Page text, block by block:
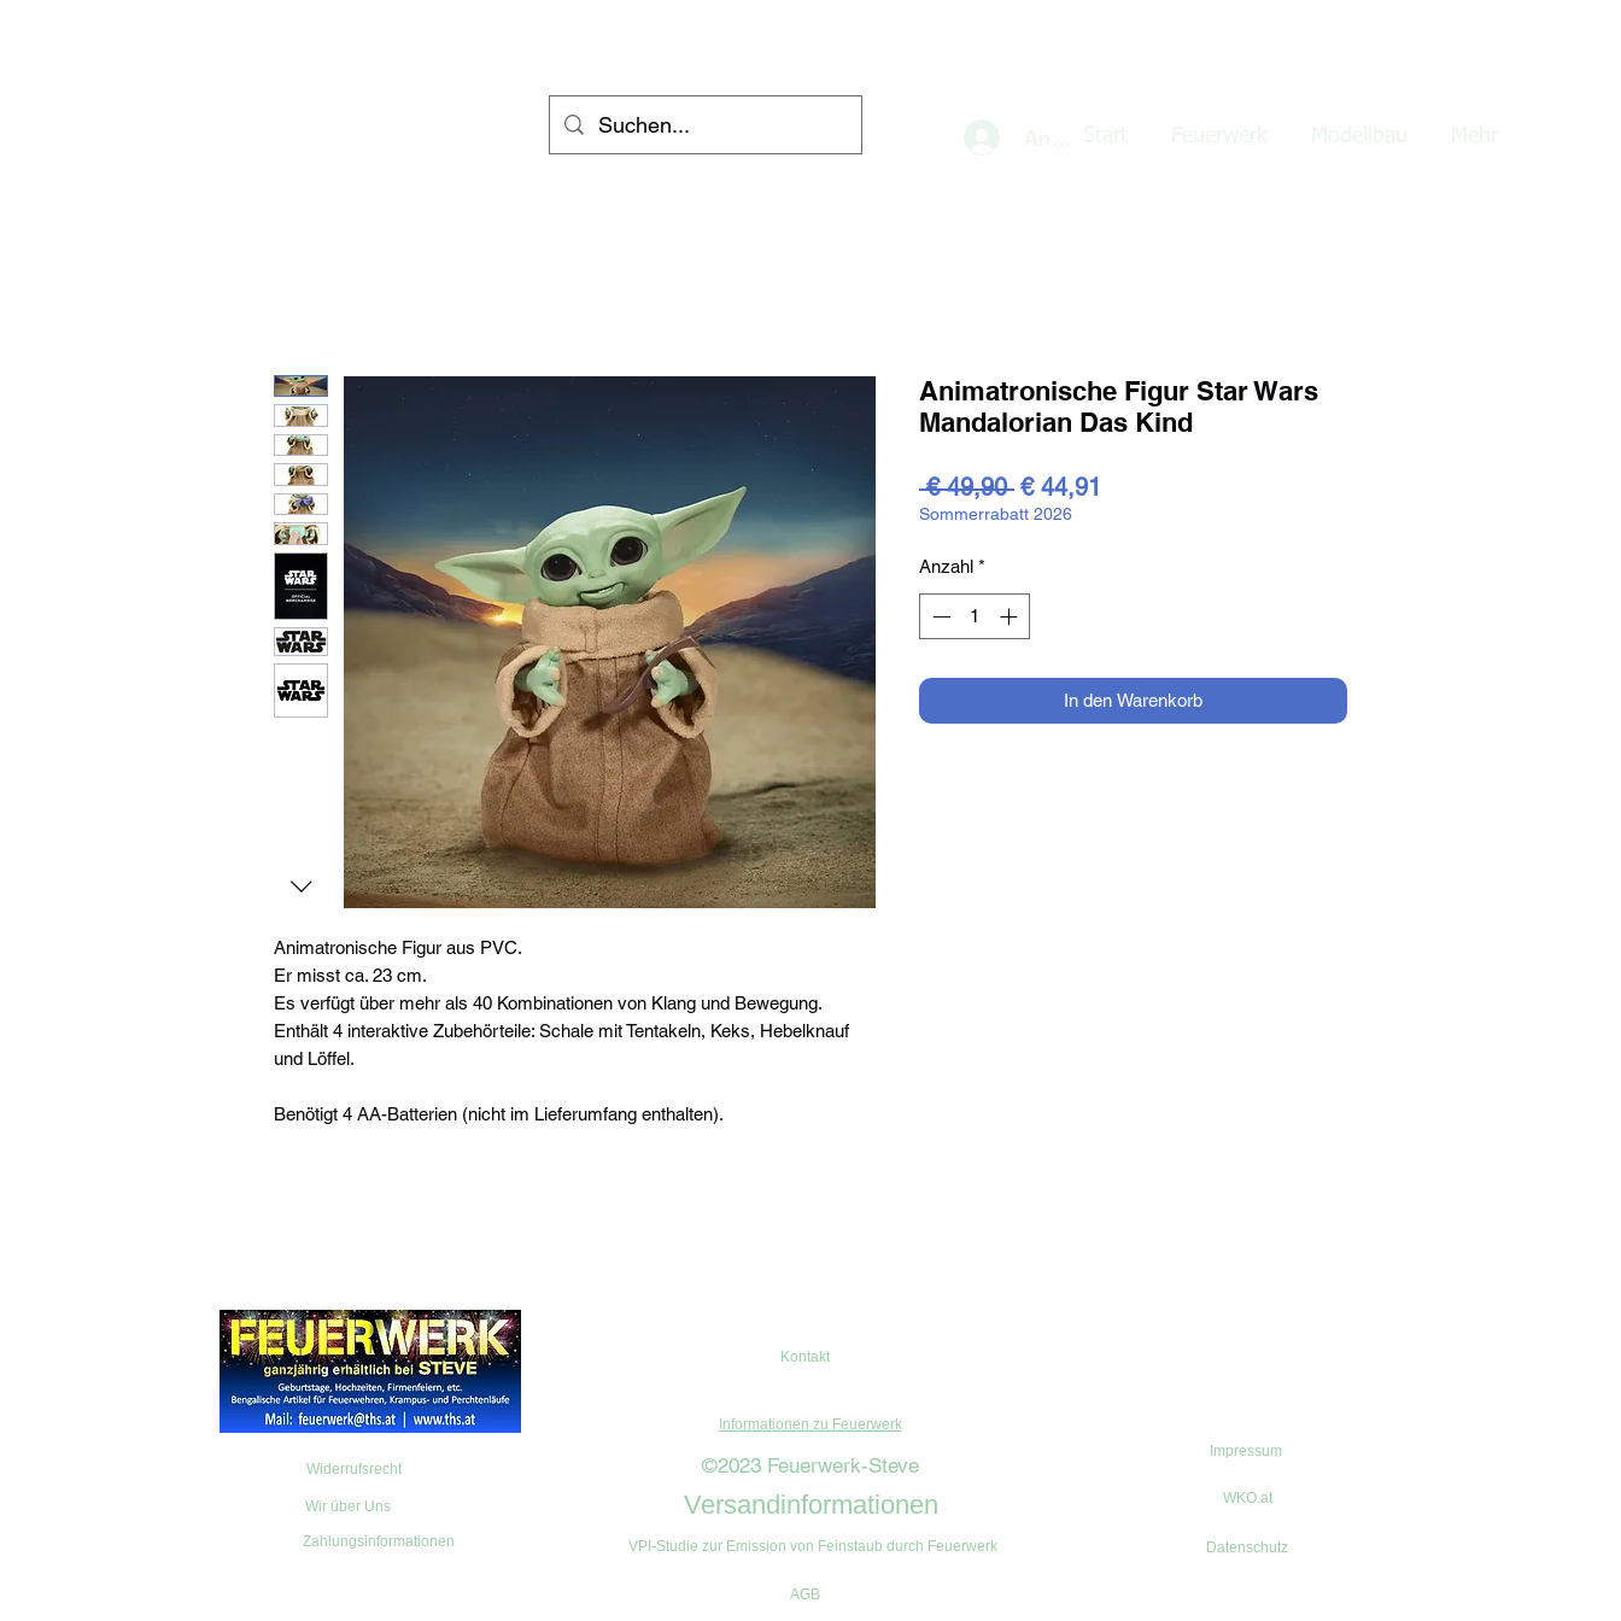
Animatronische Figur aus PVC.
Er misst ca. 23 cm.
Es verfügt über mehr als 40 Kombinationen von Klang und Bewegung.
Enthält 4 interaktive Zubehörteile: Schale mit Tentakeln, Keks, Hebelknauf
und Löffel.
Benötigt 4 AA-Batterien (nicht im Lieferumfang enthalten).
Animatronische Figur Star Wars
Mandalorian Das Kind
€ 49,90 Standardpreis
€ 44,91
Sommerrabatt 2026
Anzahl *
In den Warenkorb
Widerrufsrecht
Wir über Uns
Zahlungsinformationen
Kontakt
Informationen zu Feuerwerk
©2023 Feuerwerk-Steve
Versandinformationen
VPI-Studie zur Emission von Feinstaub durch Feuerwerk
AGB
Impressum
WKO.at
Datenschutz